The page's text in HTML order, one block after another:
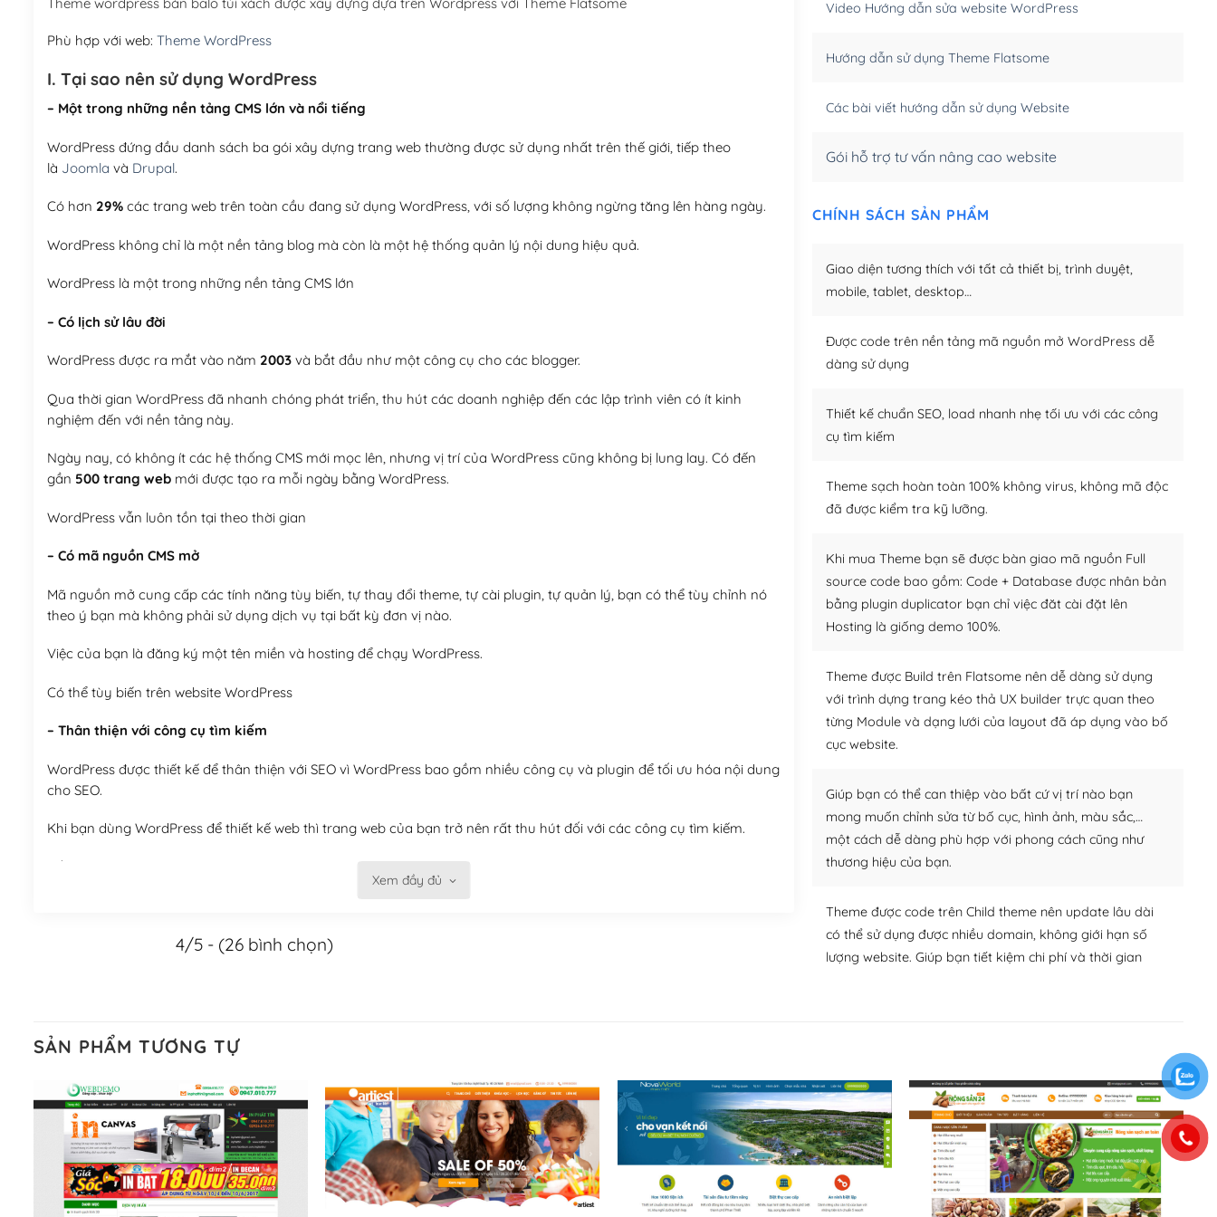
(+950,000₫)
Theme wordpress bán balo túi xách được xây dựng dựa trên Wordpress với Theme Flatsome
Phù hợp với web: Theme WordPress
I. Tại sao nên sử dụng WordPress
– Một trong những nền tảng CMS lớn và nổi tiếng
WordPress đứng đầu danh sách ba gói xây dựng trang web thường được sử dụng nhất trên thế giới, tiếp theo
là Joomla và Drupal.
Có hơn 29%các trang web trên toàn cầu đang sử dụng WordPress, với số lượng không ngừng tăng lên hàng ngày.
WordPress không chỉ là một nền tảng blog mà còn là một hệ thống quản lý nội dung hiệu quả.
WordPress là một trong những nền tảng CMS lớn
– Có lịch sử lâu đời
WordPress được ra mắt vào năm 2003và bắt đầu như một công cụ cho các blogger.
Qua thời gian WordPress đã nhanh chóng phát triển, thu hút các doanh nghiệp đến các lập trình viên có ít kinh
nghiệm đến với nền tảng này.
Ngày nay, có không ít các hệ thống CMS mới mọc lên, nhưng vị trí của WordPress cũng không bị lung lay. Có đến
gần 500 trang webmới được tạo ra mỗi ngày bằng WordPress.
WordPress vẫn luôn tồn tại theo thời gian
– Có mã nguồn CMS mở
Mã nguồn mở cung cấp các tính năng tùy biến, tự thay đổi theme, tự cài plugin, tự quản lý, bạn có thể tùy chỉnh nó
theo ý bạn mà không phải sử dụng dịch vụ tại bất kỳ đơn vị nào.
Việc của bạn là đăng ký một tên miền và hosting để chạy WordPress.
Có thể tùy biến trên website WordPress
– Thân thiện với công cụ tìm kiếm
WordPress được thiết kế để thân thiện với SEO vì WordPress bao gồm nhiều công cụ và plugin để tối ưu hóa nội dung
cho SEO.
Khi bạn dùng WordPress để thiết kế web thì trang web của bạn trở nên rất thu hút đối với các công cụ tìm kiếm.
Tối ưu hóa công cụ tìm kiếm
Khi bạn sử dụng WordPress, thì vấn đề giao diện của bạn trở nên dễ dàng và nhanh chóng. Với kho Theme
– Sở hữu một cộng đồng lớn, sẵn sàng hỗ trợ
WordPress là nơi lưu trữ cho một diễn đàn cộng đồng khổng lồ được kiểm duyệt bởi các nhân viên và những người
cuồng tín WordPress.
Nếu bạn gặp khó khăn, bạn có thể lên mạng và tìm kiếm những cộng đồng WordPress, họ sẽ giúp bạn trả lời, giải
Xem đầy đủ
4/5 - (26 bình chọn)
Video Hướng dẫn sửa website WordPress
Hướng dẫn sử dụng Theme Flatsome
Các bài viết hướng dẫn sử dụng Website
Gói hỗ trợ tư vấn nâng cao website
CHÍNH SÁCH SẢN PHẨM
Giao diện tương thích với tất cả thiết bị, trình duyệt,
mobile, tablet, desktop…
Được code trên nền tảng mã nguồn mở WordPress dễ
dàng sử dụng
Thiết kế chuẩn SEO, load nhanh nhẹ tối ưu với các công
cụ tìm kiếm
Theme sạch hoàn toàn 100% không virus, không mã độc
đã được kiểm tra kỹ lưỡng.
Khi mua Theme bạn sẽ được bàn giao mã nguồn Full
source code bao gồm: Code + Database được nhân bản
bằng plugin duplicator bạn chỉ việc đăt cài đặt lên
Hosting là giống demo 100%.
Theme được Build trên Flatsome nên dễ dàng sử dụng
với trình dựng trang kéo thả UX builder trực quan theo
từng Module và dạng lưới của layout đã áp dụng vào bố
cục website.
Giúp bạn có thể can thiệp vào bất cứ vị trí nào bạn
mong muốn chỉnh sửa từ bố cục, hình ảnh, màu sắc,…
một cách dễ dàng phù hợp với phong cách cũng như
thương hiệu của bạn.
Theme được code trên Child theme nên update lâu dài
có thể sử dụng được nhiều domain, không giới hạn số
lượng website. Giúp bạn tiết kiệm chi phí và thời gian
SẢN PHẨM TƯƠNG TỰ